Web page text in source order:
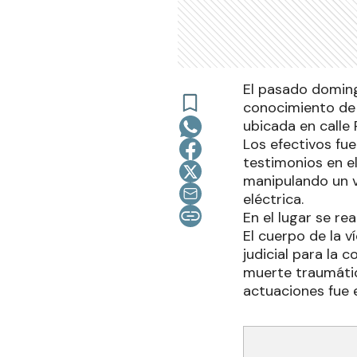
El pasado
conocimiento
ubicada en calle
Los efectivos
testimonios en
manipulando un
eléctrica.
En el lugar se
El cuerpo de la
judicial para la
muerte
actuaciones fue